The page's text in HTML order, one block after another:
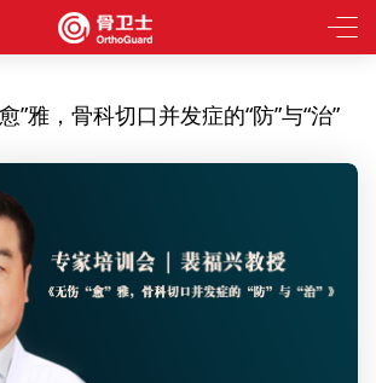
”雅，骨科切口并发症的“防”与“治”